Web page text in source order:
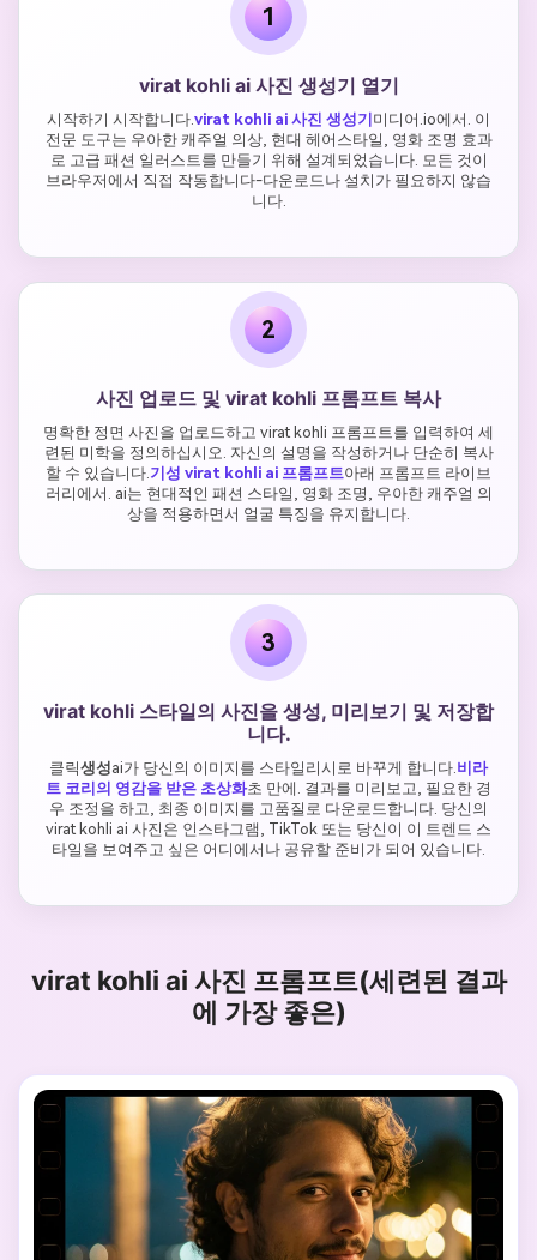
1
virat kohli ai 사진 생성기 열기
시작하기 시작합니다.virat kohli ai 사진 생성기 미디어.io에서. 이
전문 도구는 우아한 캐주얼 의상, 현대 헤어스타일, 영화 조명 효과
로 고급 패션 일러스트를 만들기 위해 설계되었습니다. 모든 것이
브라우저에서 직접 작동합니다-다운로드나 설치가 필요하지 않습
니다.
2
사진 업로드 및 virat kohli 프롬프트 복사
명확한 정면 사진을 업로드하고 virat kohli 프롬프트를 입력하여 세
련된 미학을 정의하십시오. 자신의 설명을 작성하거나 단순히 복사
할 수 있습니다. 기성 virat kohli ai 프롬프트아래 프롬프트 라이브
러리에서. ai는 현대적인 패션 스타일, 영화 조명, 우아한 캐주얼 의
상을 적용하면서 얼굴 특징을 유지합니다.
3
virat kohli 스타일의 사진을 생성, 미리보기 및 저장합
니다.
클릭생성ai가 당신의 이미지를 스타일리시로 바꾸게 합니다. 비라
트 코리의 영감을 받은 초상화초 만에. 결과를 미리보고, 필요한 경
우 조정을 하고, 최종 이미지를 고품질로 다운로드합니다. 당신의
virat kohli ai 사진은 인스타그램, TikTok 또는 당신이 이 트렌드 스
타일을 보여주고 싶은 어디에서나 공유할 준비가 되어 있습니다.
virat kohli ai 사진 프롬프트(세련된 결과
에 가장 좋은)